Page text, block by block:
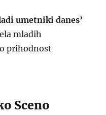
umetniki danes’
mladih
prihodnost
Sceno